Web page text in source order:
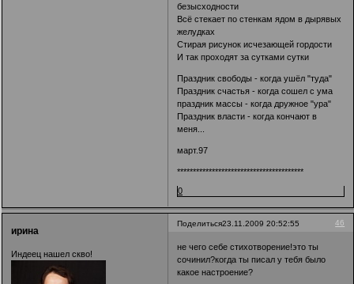
безысходности
Всё стекает по стенкам ядом в дырявых
желудках
Стирая рисунок исчезающей гордости
И так проходят за сутками сутки
Праздник свободы - когда ушёл "туда"
Праздник счастья - когда сошел с ума
праздник массы - когда дружное "ура"
Праздник власти - когда кончают в
меня...
март.97
****************************************
0
Поделиться 46
23.11.2009 20:52:55
ирина
Индеец нашел скво!
не чего себе стихотворение!это ты
сочинил?когда ты писал у тебя было
какое настроение?